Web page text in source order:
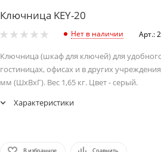
Ключница KEY-20
Нет в наличии Арт.:
Ключница (шкаф для ключей) для
гостиницах, офисах и в других
мм (ШхВхГ). Вес 1,65 кг. Цвет - серый.
Характеристики